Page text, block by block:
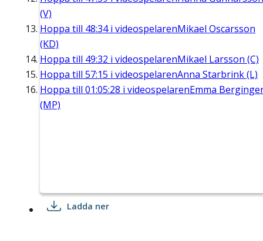
(V)
Hoppa till 48:34i videospelarenMikael Oscarsson
(KD)
Hoppa till 49:32 i videospelarenMikael Larsson (C)
Hoppa till 57:15 i videospelarenAnna Starbrink (L)
Hoppa till 01:05:28 i videospelarenEmma
(MP)
Ladda ner